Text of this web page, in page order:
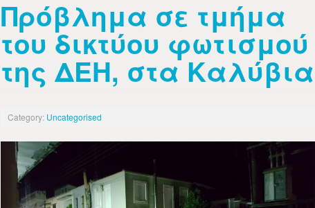
Πρόβλημα σε τμήμα
του δικτύου φωτισμού
της ΔΕΗ, στα Καλύβια
Category: Uncategorised